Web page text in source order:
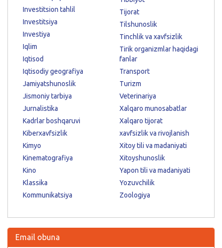
Investitsion tahlil
Investitsiya
Investiya
Iqlim
Iqtisod
Iqtisodiy geografiya
Jamiyatshunoslik
Jismoniy tarbiya
Jurnalistika
Kadrlar boshqaruvi
Kiberxavfsizlik
Kimyo
Kinematografiya
Kino
Klassika
Kommunikatsiya
Tijorat
Tilshunoslik
Tinchlik va xavfsizlik
Tirik organizmlar haqidagi
fanlar
Transport
Turizm
Veterinariya
Xalqaro munosabatlar
Xalqaro tijorat
xavfsizlik va rivojlanish
Xitoy tili va madaniyati
Xitoyshunoslik
Yapon tili va madaniyati
Yozuvchilik
Zoologiya
Email obuna